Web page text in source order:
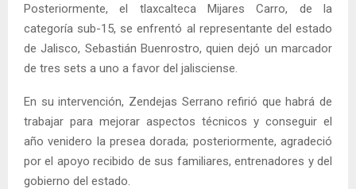
Posteriormente, el tlaxcalteca Mijares Carro, de la
categoría sub-15, se enfrentó al representante del estado
de Jalisco, Sebastián Buenrostro, quien dejó un marcador
de tres sets a uno a favor del jalisciense.
En su intervención, Zendejas Serrano refirió que habrá de
trabajar para mejorar aspectos técnicos y conseguir el
año venidero la presea dorada; posteriormente, agradeció
por el apoyo recibido de sus familiares, entrenadores y del
gobierno del estado.